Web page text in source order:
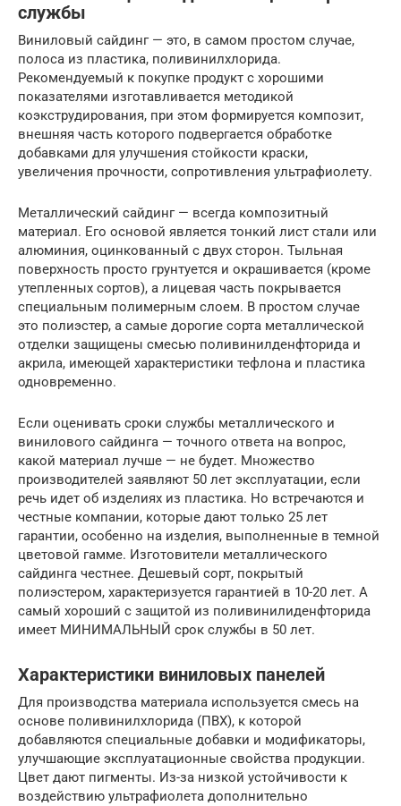
службы
Виниловый сайдинг — это, в самом простом случае,
полоса из пластика, поливинилхлорида.
Рекомендуемый к покупке продукт с хорошими
показателями изготавливается методикой
коэкструдирования, при этом формируется композит,
внешняя часть которого подвергается обработке
добавками для улучшения стойкости краски,
увеличения прочности, сопротивления ультрафиолету.
Металлический сайдинг — всегда композитный
материал. Его основой является тонкий лист стали или
алюминия, оцинкованный с двух сторон. Тыльная
поверхность просто грунтуется и окрашивается (кроме
утепленных сортов), а лицевая часть покрывается
специальным полимерным слоем. В простом случае
это полиэстер, а самые дорогие сорта металлической
отделки защищены смесью поливинилденфторида и
акрила, имеющей характеристики тефлона и пластика
одновременно.
Если оценивать сроки службы металлического и
винилового сайдинга — точного ответа на вопрос,
какой материал лучше — не будет. Множество
производителей заявляют 50 лет эксплуатации, если
речь идет об изделиях из пластика. Но встречаются и
честные компании, которые дают только 25 лет
гарантии, особенно на изделия, выполненные в темной
цветовой гамме. Изготовители металлического
сайдинга честнее. Дешевый сорт, покрытый
полиэстером, характеризуется гарантией в 10-20 лет. А
самый хороший с защитой из поливинилиденфторида
имеет МИНИМАЛЬНЫЙ срок службы в 50 лет.
Характеристики виниловых панелей
Для производства материала используется смесь на
основе поливинилхлорида (ПВХ), к которой
добавляются специальные добавки и модификаторы,
улучшающие эксплуатационные свойства продукции.
Цвет дают пигменты. Из-за низкой устойчивости к
воздействию ультрафиолета дополнительно